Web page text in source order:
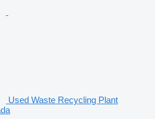
Used Waste Recycling Plant